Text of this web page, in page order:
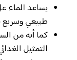
يساعد الماء
طبيعي وسريع
كما أنه من
التمثيل